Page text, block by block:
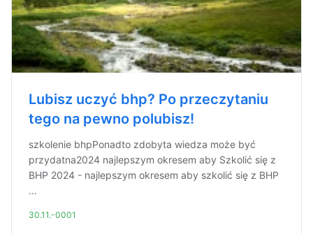
Lubisz uczyć bhp? Po przeczytaniu
tego na pewno polubisz!
szkolenie bhpPonadto zdobyta wiedza może być
przydatna2024 najlepszym okresem aby Szkolić się z
BHP 2024 - najlepszym okresem aby szkolić się z BHP
...
30.11.-0001